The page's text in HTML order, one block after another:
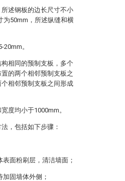
述钢板的边长尺寸不小
为50mm，所述纵缝和横
。
相同的预制支板，多个
的两个相邻预制支板之
相邻预制支板之间形成
度均小于1000mm。
，包括如下步骤：
面粉刷层，清洁墙面；
固墙体外侧；